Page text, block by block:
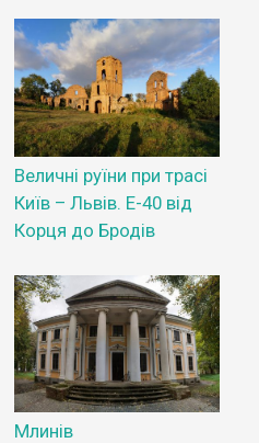
Величні руїни при трасі
Київ – Львів. Е-40 від
Корця до Бродів
Млинів